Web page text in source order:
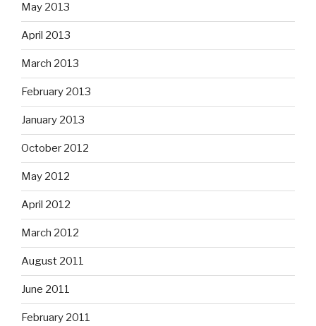
May 2013
April 2013
March 2013
February 2013
January 2013
October 2012
May 2012
April 2012
March 2012
August 2011
June 2011
February 2011